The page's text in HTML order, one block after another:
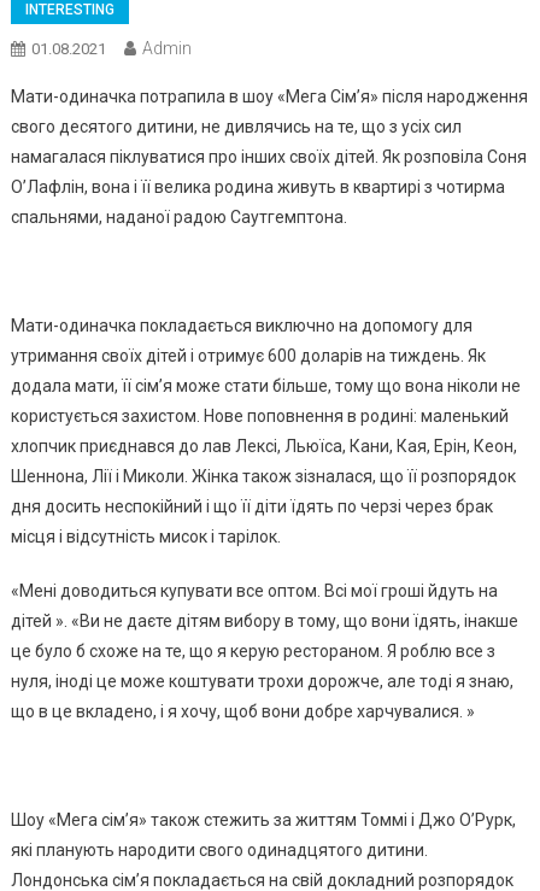
INTERESTING
01.08.2021 Admin
Мати-одиначка потрапила в шоу «Мега Сім’я» після народження
свого десятого дитини, не дивлячись на те, що з усіх сил
намагалася піклуватися про інших своїх дітей. Як розповіла Соня
О’Лафлін, вона і її велика родина живуть в квартирі з чотирма
спальнями, наданої радою Саутгемптона.
Мати-одиначка покладається виключно на допомогу для
утримання своїх дітей і отримує 600 доларів на тиждень. Як
додала мати, її сім’я може стати більше, тому що вона ніколи не
користується захистом. Нове поповнення в родині: маленький
хлопчик приєднався до лав Лексі, Льюїса, Кани, Кая, Ерін, Кеон,
Шеннона, Лії і Миколи. Жінка також зізналася, що її розпорядок
дня досить неспокійний і що її діти їдять по черзі через брак
місця і відсутність мисок і тарілок.
«Мені доводиться купувати все оптом. Всі мої гроші йдуть на
дітей ». «Ви не даєте дітям вибору в тому, що вони їдять, інакше
це було б схоже на те, що я керую рестораном. Я роблю все з
нуля, іноді це може коштувати трохи дорожче, але тоді я знаю,
що в це вкладено, і я хочу, щоб вони добре харчувалися. »
Шоу «Мега сім’я» також стежить за життям Томмі і Джо О’Рурк,
які планують народити свого одинадцятого дитини.
Лондонська сім’я покладається на свій докладний розпорядок